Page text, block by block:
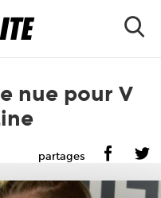
nue pour V
partages